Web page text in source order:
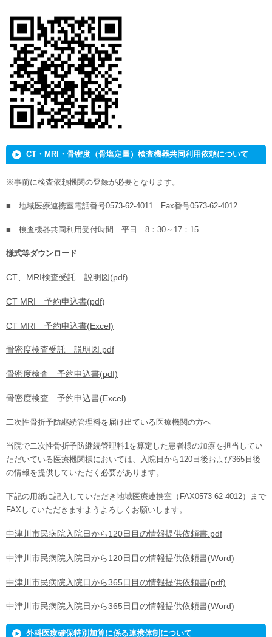
CT・MRI・骨密度（骨塩定量）検査機器共同利用依頼について
※事前に検査依頼機関の登録が必要となります。
■ 地域医療連携室電話番号0573-62-4011 Fax番号0573-62-4012
■ 検査機器共同利用受付時間 平日 8：30～17：15
様式等ダウンロード
CT、MRI検査受託 説明図(pdf)
CT MRI 予約申込書(pdf)
CT MRI 予約申込書(Excel)
骨密度検査受託 説明図.pdf
骨密度検査 予約申込書(pdf)
骨密度検査 予約申込書(Excel)
二次性骨折予防継続管理料を届け出ている医療機関の方へ
当院で二次性骨折予防継続管理料1を算定した患者様の加療を担当してい
ただいている医療機関様においては、入院日から120日後および365日後
の情報を提供していただく必要があります。
下記の用紙に記入していただき地域医療連携室（FAX0573-62-4012）まで
FAXしていただきますようよろしくお願いします。
中津川市民病院入院日から120日目の情報提供依頼書.pdf
中津川市民病院入院日から120日目の情報提供依頼書(Word)
中津川市民病院入院日から365日目の情報提供依頼書(pdf)
中津川市民病院入院日から365日目の情報提供依頼書(Word)
外科医療確保特別加算に係る連携体制について